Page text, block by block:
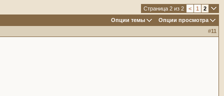
Страница 2 из 2 < 1
2
Опции темы
Опции просмотра
#11